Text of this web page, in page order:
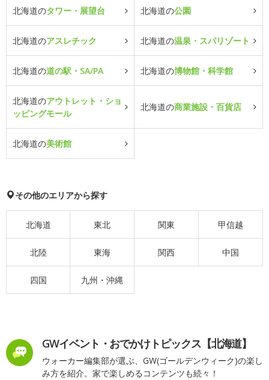
北海道のタワー・展望台 北海道の公園
北海道のアスレチック 北海道の温泉・スパリゾート
北海道の道の駅・SA/PA 北海道の博物館・科学館
北海道のアウトレット・ショ
ッピングモール
北海道の商業施設・百貨店
北海道の美術館
その他のエリアから探す
北海道 東北 関東 甲信越
北陸 東海 関西 中国
四国 九州・沖縄
GWイベント・おでかけトピックス【北海道】
ウォーカー編集部が選ぶ、GW(ゴールデンウィーク)の楽し
み方を紹介。家で楽しめるコンテンツも続々！